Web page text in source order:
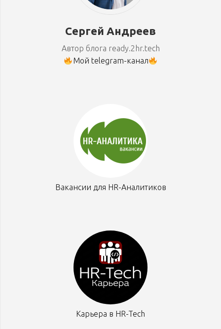
Сергей Андреев
Автор блога ready.2hr.tech
Мой telegram-канал
Вакансии для HR-Аналитиков
Карьера в HR-Tech